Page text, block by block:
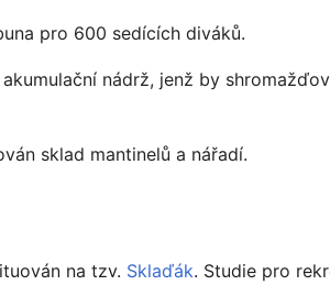
pro 600 sedících diváků.
nádrž, jenž by
sklad mantinelů a nářadí.
na tzv. Sklaďák. Studie pro